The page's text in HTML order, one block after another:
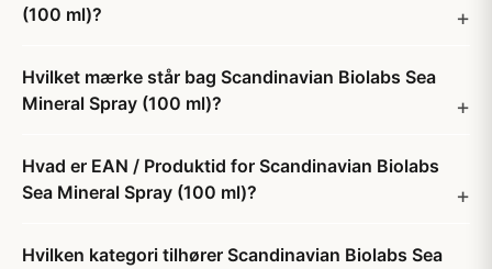
(100 ml)?
Hvilket mærke står bag Scandinavian Biolabs Sea
Mineral Spray (100 ml)?
Hvad er EAN / Produktid for Scandinavian Biolabs
Sea Mineral Spray (100 ml)?
Hvilken kategori tilhører Scandinavian Biolabs Sea